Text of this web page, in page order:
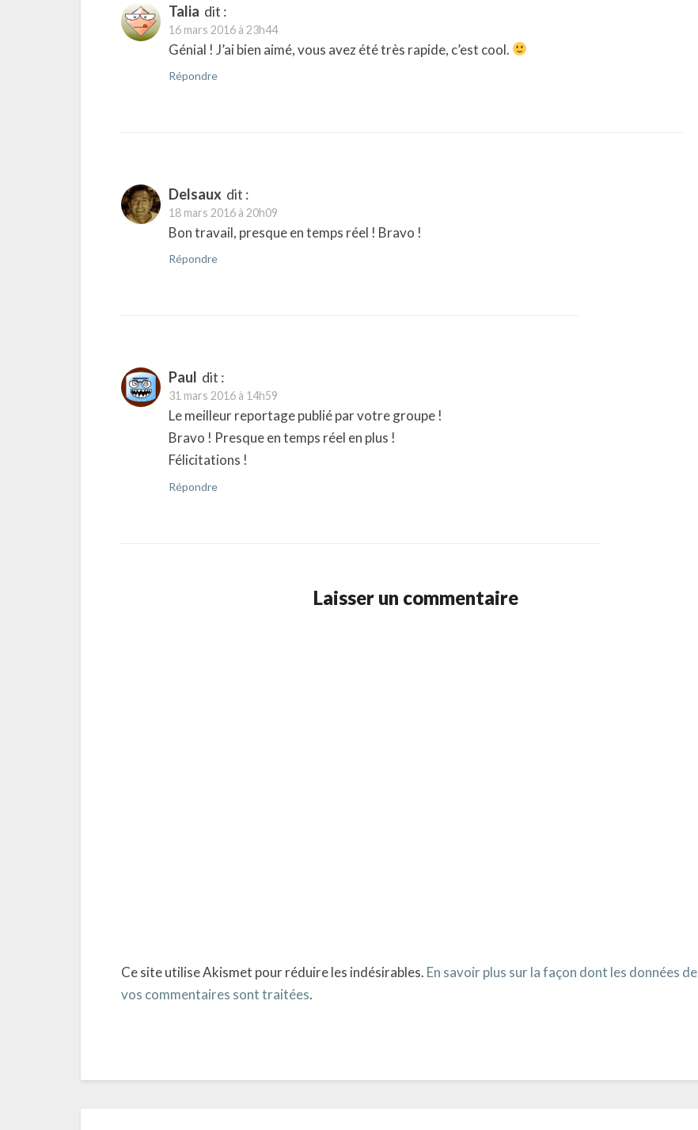
Talia dit :
16 mars 2016 à 23h44
Génial ! J’ai bien aimé, vous avez été très rapide, c’est cool.
Répondre
Delsaux dit :
18 mars 2016 à 20h09
Bon travail, presque en temps réel ! Bravo !
Répondre
Paul dit :
31 mars 2016 à 14h59
Le meilleur reportage publié par votre groupe !
Bravo ! Presque en temps réel en plus !
Félicitations !
Répondre
Laisser un commentaire
Ce site utilise Akismet pour réduire les indésirables. En savoir plus sur la façon dont les données de
vos commentaires sont traitées.